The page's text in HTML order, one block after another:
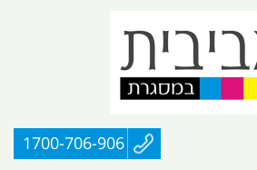
1700-706-906